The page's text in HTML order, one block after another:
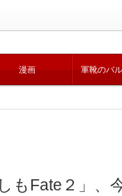
漫画 軍靴のバ
もFate２」、